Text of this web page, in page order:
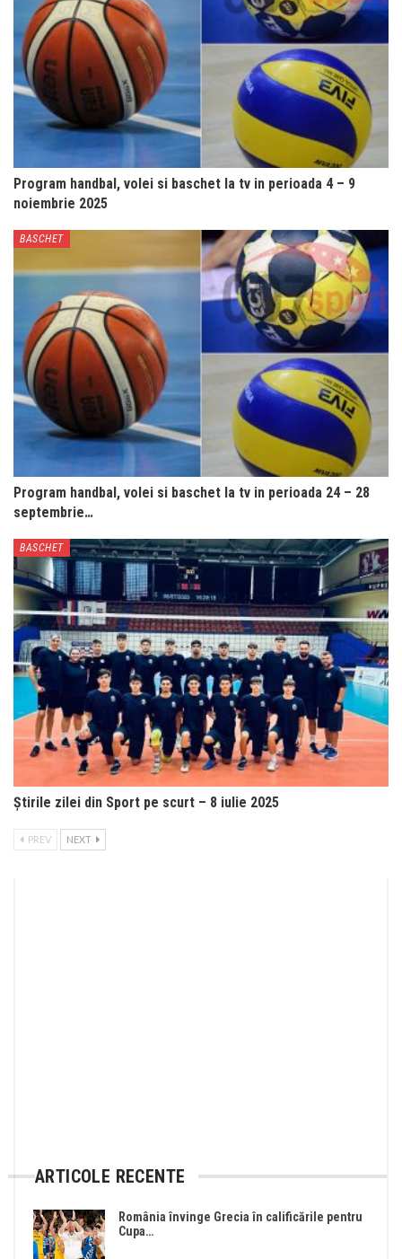
Program handbal, volei si baschet la tv in perioada 4 – 9
noiembrie 2025
BASCHET
Program handbal, volei si baschet la tv in perioada 24 – 28
septembrie…
BASCHET
Știrile zilei din Sport pe scurt – 8 iulie 2025
PREV NEXT
ARTICOLE RECENTE
România învinge Grecia în calificările pentru
Cupa…